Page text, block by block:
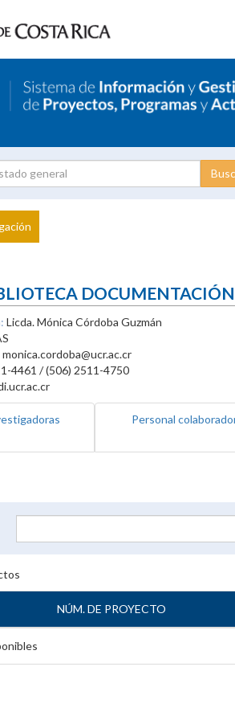
Investigador
Licda. Mónica Córdoba Guzmán
monica.cordoba@ucr.ac.cr
4461 / (506) 2511-4750
Personal
NÚM. DE PROYECTO